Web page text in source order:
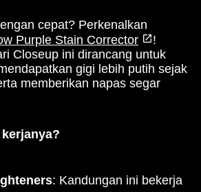
cepat? Perkenalkan
Purple Stain Corrector
!
Closeup ini dirancang untuk
gigi lebih putih sejak
memberikan napas segar
: Kandungan ini bekerja